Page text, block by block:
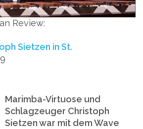
Review:
Sietzen in St.
Marimba-Virtuose und
Schlagzeuger Christoph
Sietzen war mit dem Wave